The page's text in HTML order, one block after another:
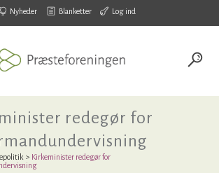
Nyheder Blanketter Log ind
redegør for
> Kirkeminister redegør for